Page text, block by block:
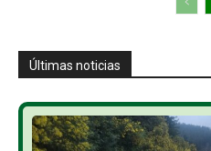
Últimas noticias